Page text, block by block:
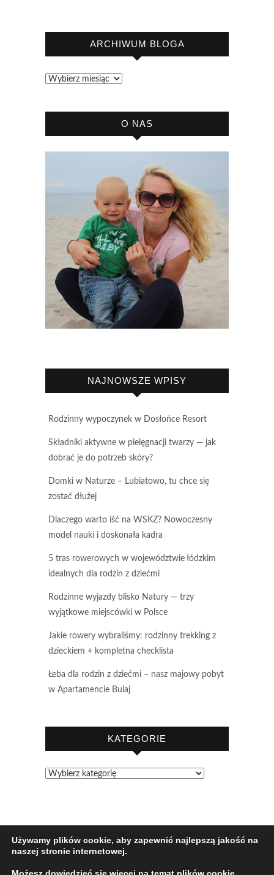
ARCHIWUM BLOGA
Archiwum
O NAS
NAJNOWSZE WPISY
Rodzinny wypoczynek w Dosłońce Resort
Składniki aktywne w pielęgnacji twarzy — jak
dobrać je do potrzeb skóry?
Domki w Naturze – Lubiatowo, tu chce się
zostać dłużej
Dlaczego warto iść na WSKZ? Nowoczesny
model nauki i doskonała kadra
5 tras rowerowych w województwie łódzkim
idealnych dla rodzin z dziećmi
Rodzinne wyjazdy blisko Natury — trzy
wyjątkowe miejscówki w Polsce
Jakie rowery wybraliśmy: rodzinny trekking z
dzieckiem + kompletna checklista
Łeba dla rodzin z dziećmi – nasz majowy pobyt
w Apartamencie Bulaj
KATEGORIE
Kategorie
Używamy plików cookie, aby zapewnić najlepszą jakość na
naszej stronie internetowej.